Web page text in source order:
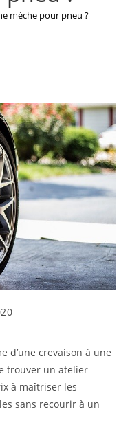
mèche pour pneu ?
d’une crevaison à une
trouver un atelier
à maîtriser les
sans recourir à un